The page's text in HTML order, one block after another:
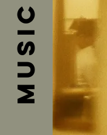
Music